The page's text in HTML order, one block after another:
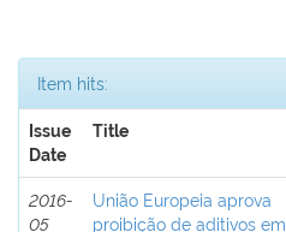
Item hits:
Issue
Date
Title
2016-
05
União Europeia aprova
proibição de aditivos em